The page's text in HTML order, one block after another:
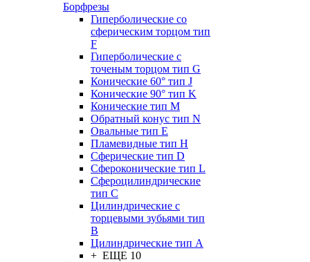
Борфрезы
Гиперболические cо
сферическим торцом тип
F
Гиперболические с
точеным торцом тип G
Конические 60° тип J
Конические 90° тип K
Конические тип M
Обратный конус тип N
Овальные тип E
Пламевидные тип H
Сферические тип D
Сфероконические тип L
Сфероцилиндрические
тип C
Цилиндрические с
торцевыми зубьями тип
B
Цилиндрические тип А
+ ЕЩЕ 10